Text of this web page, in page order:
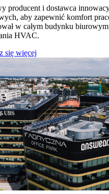
producent i dostawca
aby zapewnić komfort
w całym budynku
HVAC.
się więcej